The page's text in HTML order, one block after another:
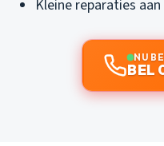
Kleine reparaties
NU
BEL